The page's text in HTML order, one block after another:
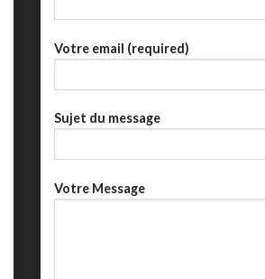
Votre email (required)
Sujet du message
Votre Message